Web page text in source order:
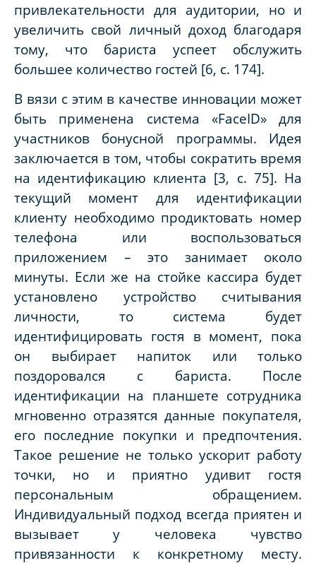
привлекательности для аудитории, но и
увеличить свой личный доход благодаря
тому, что бариста успеет обслужить
большее количество гостей [6, с. 174].
В вязи с этим в качестве инновации может
быть применена система «FaceID» для
участников бонусной программы. Идея
заключается в том, чтобы сократить время
на идентификацию клиента [3, с. 75]. На
текущий момент для идентификации
клиенту необходимо продиктовать номер
телефона или воспользоваться
приложением – это занимает около
минуты. Если же на стойке кассира будет
установлено устройство считывания
личности, то система будет
идентифицировать гостя в момент, пока
он выбирает напиток или только
поздоровался с бариста. После
идентификации на планшете сотрудника
мгновенно отразятся данные покупателя,
его последние покупки и предпочтения.
Такое решение не только ускорит работу
точки, но и приятно удивит гостя
персональным обращением.
Индивидуальный подход всегда приятен и
вызывает у человека чувство
привязанности к конкретному месту.